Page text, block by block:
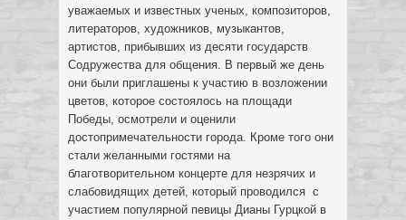
уважаемых и известных ученых, композиторов,
литераторов, художников, музыкантов,
артистов, прибывших из десяти государств
Содружества для общения. В первый же день
они были приглашены к участию в возложении
цветов, которое состоялось на площади
Победы, осмотрели и оценили
достопримечательности города. Кроме того они
стали желанными гостями на
благотворительном концерте для незрячих и
слабовидящих детей, который проводился с
участием популярной певицы Дианы Гурцкой в